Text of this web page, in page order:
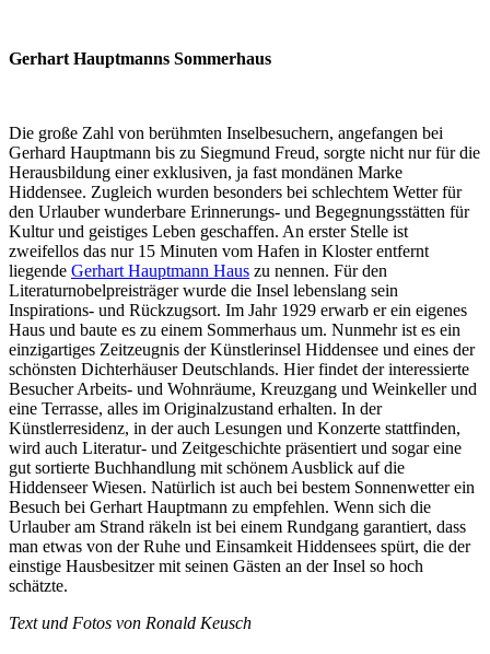
Gerhart Hauptmanns Sommerhaus
Die große Zahl von berühmten Inselbesuchern, angefangen bei
Gerhard Hauptmann bis zu Siegmund Freud, sorgte nicht nur für die
Herausbildung einer exklusiven, ja fast mondänen Marke
Hiddensee. Zugleich wurden besonders bei schlechtem Wetter für
den Urlauber wunderbare Erinnerungs- und Begegnungsstätten für
Kultur und geistiges Leben geschaffen. An erster Stelle ist
zweifellos das nur 15 Minuten vom Hafen in Kloster entfernt
liegende Gerhart Hauptmann Haus zu nennen. Für den
Literaturnobelpreisträger wurde die Insel lebenslang sein
Inspirations- und Rückzugsort. Im Jahr 1929 erwarb er ein eigenes
Haus und baute es zu einem Sommerhaus um. Nunmehr ist es ein
einzigartiges Zeitzeugnis der Künstlerinsel Hiddensee und eines der
schönsten Dichterhäuser Deutschlands. Hier findet der interessierte
Besucher Arbeits- und Wohnräume, Kreuzgang und Weinkeller und
eine Terrasse, alles im Originalzustand erhalten. In der
Künstlerresidenz, in der auch Lesungen und Konzerte stattfinden,
wird auch Literatur- und Zeitgeschichte präsentiert und sogar eine
gut sortierte Buchhandlung mit schönem Ausblick auf die
Hiddenseer Wiesen. Natürlich ist auch bei bestem Sonnenwetter ein
Besuch bei Gerhart Hauptmann zu empfehlen. Wenn sich die
Urlauber am Strand räkeln ist bei einem Rundgang garantiert, dass
man etwas von der Ruhe und Einsamkeit Hiddensees spürt, die der
einstige Hausbesitzer mit seinen Gästen an der Insel so hoch
schätzte.
Text und Fotos von Ronald Keusch